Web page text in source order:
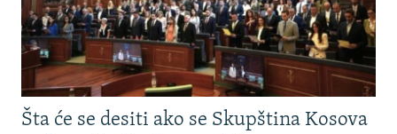
Šta će se desiti ako se Skupština Kosova